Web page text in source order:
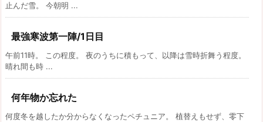
止んだ雪。 今朝明 ...
最強寒波第一陣/1日目
午前11時。 この程度。 夜のうちに積もって、以降は雪時折舞う程度。
晴れ間も時 ...
何年物か忘れた
何度冬を越したか分からなくなったペチュニア。 植替えもせず、零下